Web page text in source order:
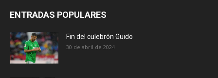
ENTRADAS POPULARES
Fin del culebrón Guido
30 de abril de 2024